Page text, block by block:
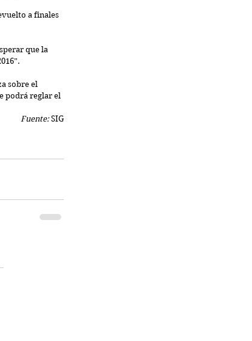
a finales
que la
sobre el
podrá reglar el
Fuente: SIG